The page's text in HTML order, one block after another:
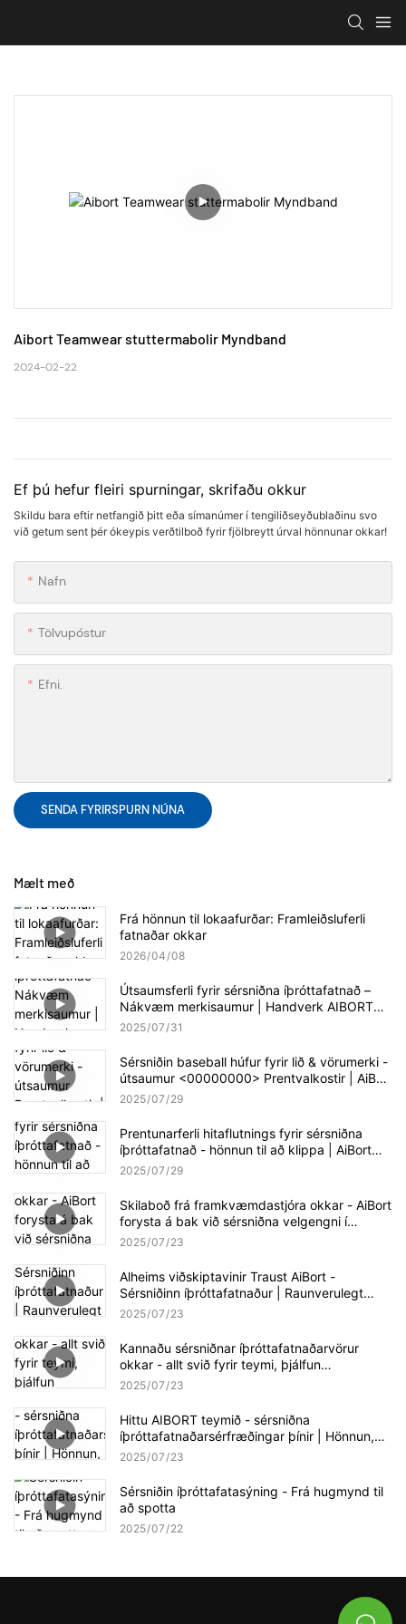
Aibort Teamwear stuttermabolir Myndband
2024-02-22
Ef þú hefur fleiri spurningar, skrifaðu okkur
Skildu bara eftir netfangið þitt eða símanúmer í tengiliðseyðublaðinu svo
við getum sent þér ókeypis verðtilboð fyrir fjölbreytt úrval hönnunar okkar!
Nafn
Tölvupóstur
Efni.
SENDA FYRIRSPURN NÚNA
Mælt með
Frá hönnun til lokaafurðar: Framleiðsluferli
fatnaðar okkar
2026 04 08
Útsaumsferli fyrir sérsniðna íþróttafatnað –
Nákvæm merkisaumur | Handverk AIBORT
verksmiðjunnar
2025 07 31
Sérsniðin baseball húfur fyrir lið & vörumerki -
útsaumur <00000000> Prentvalkostir | AiBort
Cap Collection
2025 07 29
Prentunarferli hitaflutnings fyrir sérsniðna
íþróttafatnað - hönnun til að klippa | AiBort
Production Workflow
2025 07 29
Skilaboð frá framkvæmdastjóra okkar - AiBort
forysta á bak við sérsniðna velgengni í
íþróttafötum
2025 07 23
Alheims viðskiptavinir Traust AiBort -
Sérsniðinn íþróttafatnaður | Raunverulegt
samstarf, raunverulegur árangur
2025 07 23
Kannaðu sérsniðnar íþróttafatnaðarvörur
okkar - allt svið fyrir teymi, þjálfun
<00000000> Viðburðir | AiBort Apparel
2025 07 23
Hittu AIBORT teymið - sérsniðna
íþróttafatnaðarsérfræðingar þínir | Hönnun,
sala & framleiðslustuðningur
2025 07 23
Sérsniðin íþróttafatasýning - Frá hugmynd til
að spotta
2025 07 22